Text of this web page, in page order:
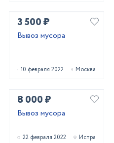
3 500 ₽
Вывоз мусора
10 февраля 2022 Москва
8 000 ₽
Вывоз мусора
22 февраля 2022 Истра